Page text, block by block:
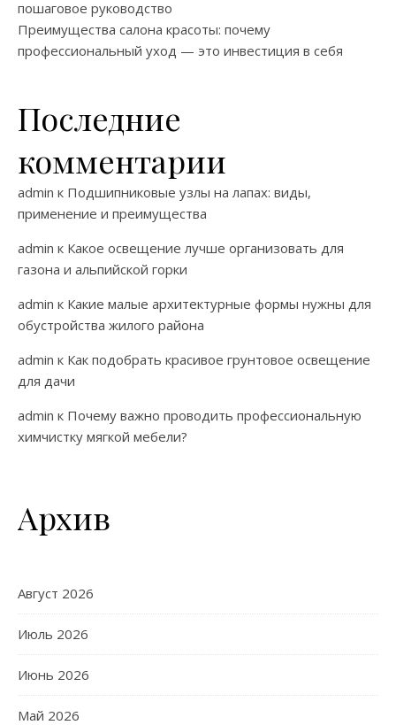
пошаговое руководство
Преимущества салона красоты: почему
профессиональный уход — это инвестиция в себя
Последние
комментарии
admin к Подшипниковые узлы на лапах: виды,
применение и преимущества
admin к Какое освещение лучше организовать для
газона и альпийской горки
admin к Какие малые архитектурные формы нужны для
обустройства жилого района
admin к Как подобрать красивое грунтовое освещение
для дачи
admin к Почему важно проводить профессиональную
химчистку мягкой мебели?
Архив
Август 2026
Июль 2026
Июнь 2026
Май 2026